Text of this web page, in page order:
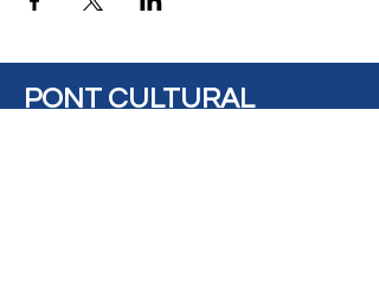
PONT CULTURAL